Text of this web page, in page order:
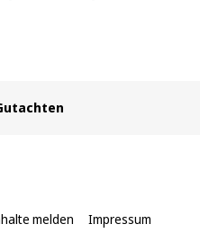
melden Impressum